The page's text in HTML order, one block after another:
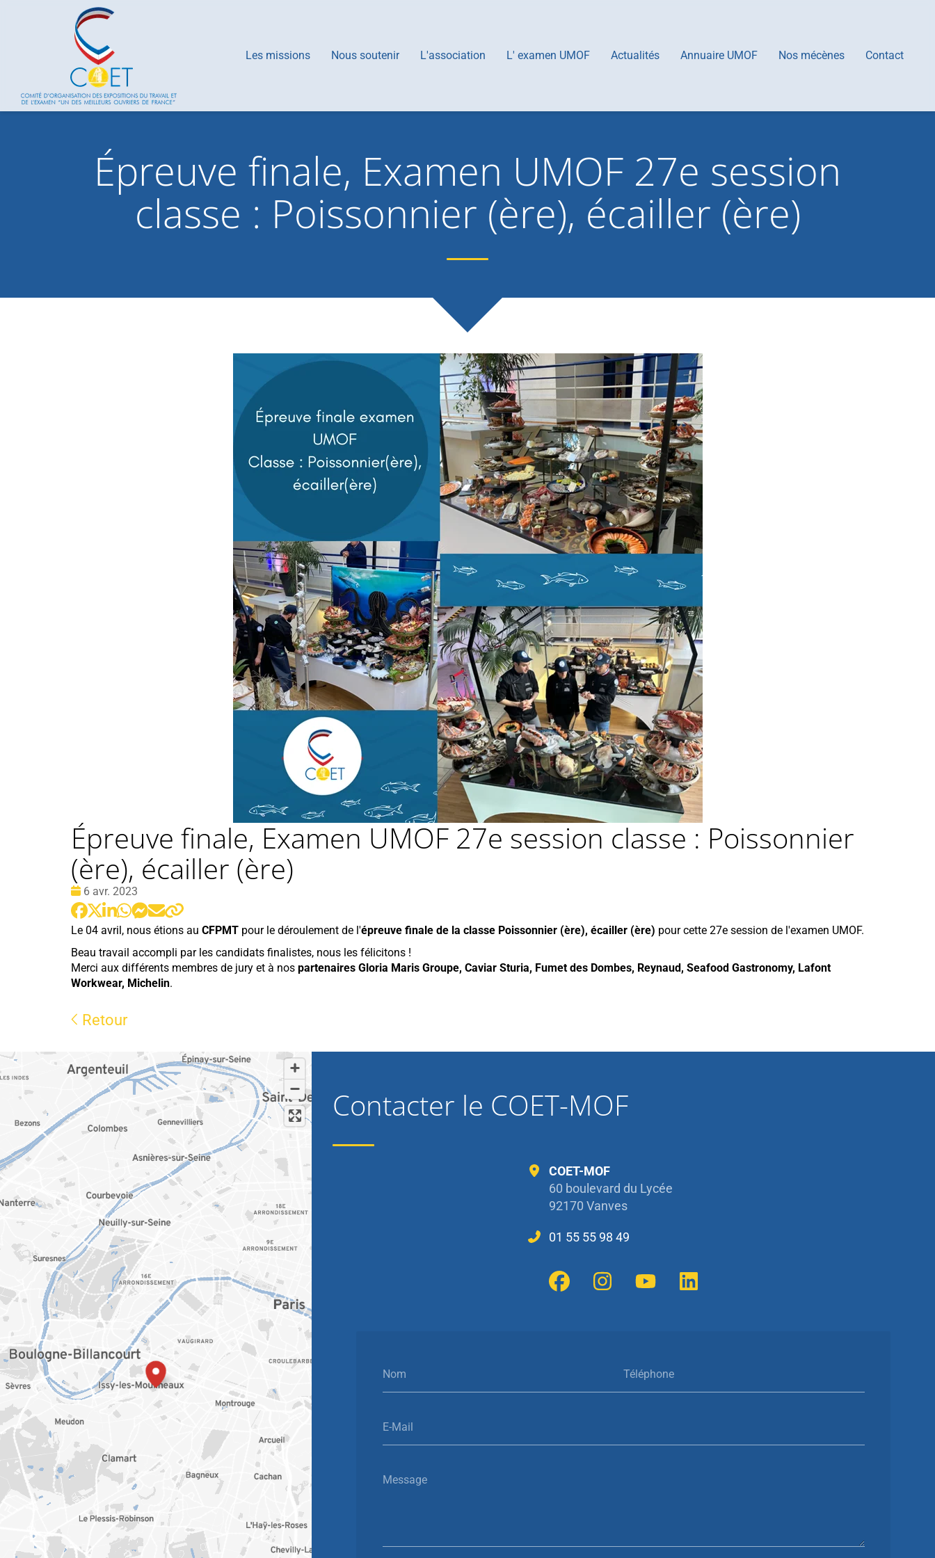
Les missions Nous soutenir L'association L' examen UMOF Actualités Annuaire UMOF Nos mécènes Contact
Épreuve finale, Examen UMOF 27e session
classe : Poissonnier (ère), écailler (ère)
Épreuve finale, Examen UMOF 27e session classe : Poissonnier
(ère), écailler (ère)
Date
:
6 avr. 2023
Le 04 avril, nous étions au CFPMT pour le déroulement de l'épreuve finale de la classe Poissonnier (ère), écailler (ère) pour cette 27e session de l'examen UMOF.
Beau travail accompli par les candidats finalistes, nous les félicitons !
Merci aux différents membres de jury et à nos partenaires Gloria Maris Groupe, Caviar Sturia, Fumet des Dombes, Reynaud, Seafood Gastronomy, Lafont
Workwear, Michelin.
Retour
Contacter le COET-MOF
Nom Téléphone
E-Mail
Message
COET-MOF
60 boulevard du Lycée
92170 Vanves
01 55 55 98 49